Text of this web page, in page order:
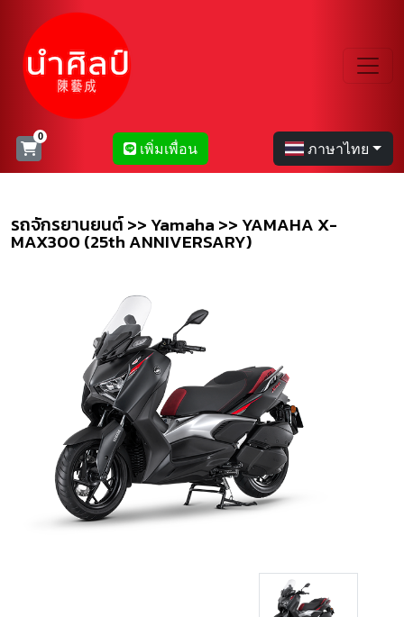
เพิ่มเพื่อน ภาษาไทย
รถจักรยานยนต์ >> Yamaha >> YAMAHA X-
MAX300 (25th ANNIVERSARY)